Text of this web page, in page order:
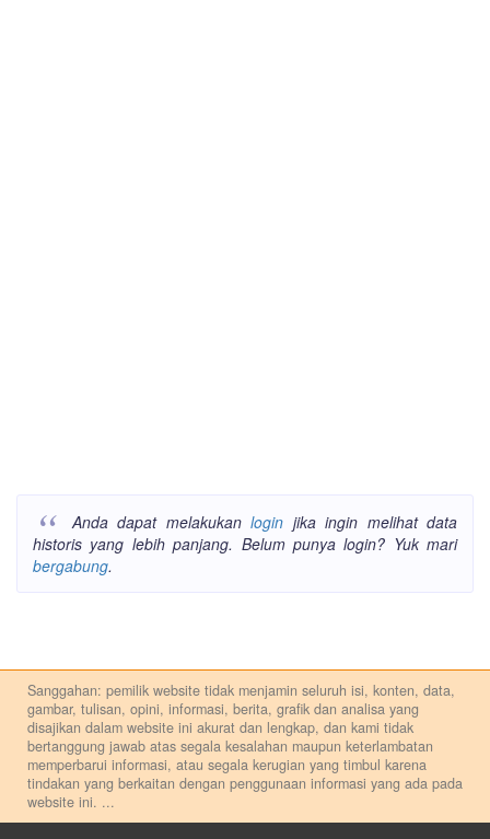
Anda dapat melakukanlogin jika ingin melihat data
historis yang lebih panjang. Belum punya login? Yuk mari
bergabung.
Sanggahan: pemilik website tidak menjamin seluruh isi, konten, data,
gambar, tulisan, opini, informasi, berita, grafik dan analisa yang
disajikan dalam website ini akurat dan lengkap, dan kami tidak
bertanggung jawab atas segala kesalahan maupun keterlambatan
memperbarui informasi, atau segala kerugian yang timbul karena
tindakan yang berkaitan dengan penggunaan informasi yang ada pada
website ini. ...